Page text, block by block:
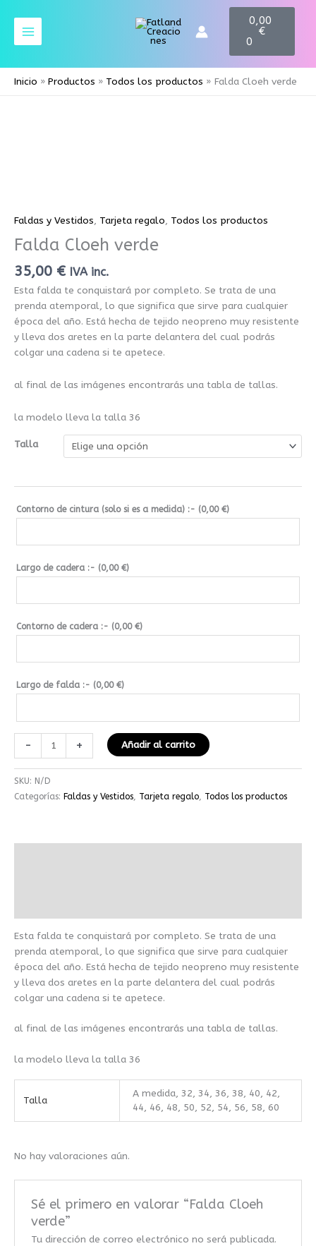
contenido
0,00
€
0
C
a
t
Inicio Productos Todos los productos Falda Cloeh verde
Faldas y Vestidos, Tarjeta regalo, Todos los productos
Falda Cloeh verde
35,00 € IVA inc.
Esta falda te conquistará por completo. Se trata de una
prenda atemporal, lo que significa que sirve para cualquier
época del año. Está hecha de tejido neopreno muy resistente
y lleva dos aretes en la parte delantera del cual podrás
colgar una cadena si te apetece.
al final de las imágenes encontrarás una tabla de tallas.
la modelo lleva la talla 36
Talla
Contorno de cintura (solo si es a medida) :- (0,00 €)
Largo de cadera :- (0,00 €)
Contorno de cadera :- (0,00 €)
Largo de falda :- (0,00 €)
- + Añadir al carrito
SKU: N/D
Categorías: Faldas y Vestidos, Tarjeta regalo, Todos los productos
Esta falda te conquistará por completo. Se trata de una
prenda atemporal, lo que significa que sirve para cualquier
época del año. Está hecha de tejido neopreno muy resistente
y lleva dos aretes en la parte delantera del cual podrás
colgar una cadena si te apetece.
al final de las imágenes encontrarás una tabla de tallas.
la modelo lleva la talla 36
Talla
A medida, 32, 34, 36, 38, 40, 42,
44, 46, 48, 50, 52, 54, 56, 58, 60
No hay valoraciones aún.
Sé el primero en valorar “Falda Cloeh
verde”
Tu dirección de correo electrónico no será publicada.